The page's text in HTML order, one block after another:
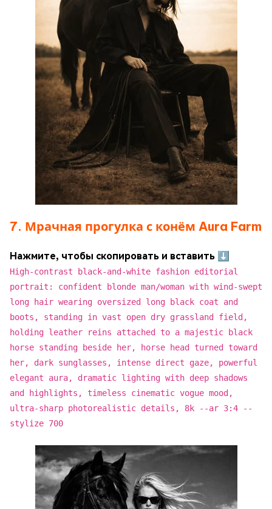
7. Мрачная прогулка с конём Aura Farm
Нажмите, чтобы скопировать и вставить ⬇
High-contrast black-and-white fashion editorial
portrait: confident blonde man/woman with wind-swept
long hair wearing oversized long black coat and
boots, standing in vast open dry grassland field,
holding leather reins attached to a majestic black
horse standing beside her, horse head turned toward
her, dark sunglasses, intense direct gaze, powerful
elegant aura, dramatic lighting with deep shadows
and highlights, timeless cinematic vogue mood,
ultra-sharp photorealistic details, 8k --ar 3:4 --
stylize 700